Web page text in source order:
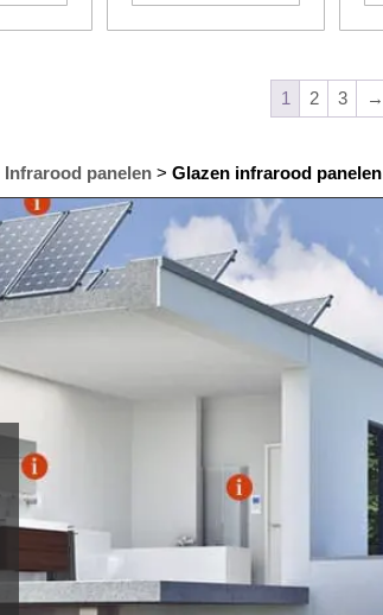
1 2 3 →
Infrarood panelen> Glazen infrarood panelen